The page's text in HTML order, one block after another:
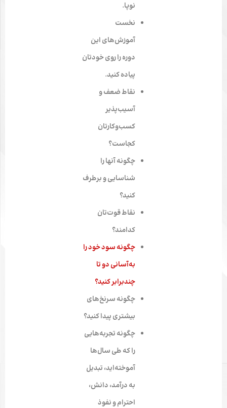
نوپا.
نخست
آموزش‌های این
دوره را روی خودتان
پیاده کنید.
نقاط ضعف و
آسیب‌پذیر
کسب‌وکارتان
کجاست؟
چگونه آنها را
شناسایی و برطرف
کنید؟
نقاط قوت‌تان
کدامند؟
چگونه سود خود را
به‌آسانی دو تا
چندبرابر کنید؟
چگونه سرنخ‌های
بیشتری پیدا کنید؟
چگونه تجربه‌هایی
را که طی سال‌ها
آموخته‌اید، تبدیل
به درآمد، دانش،
احترام و نفوذ